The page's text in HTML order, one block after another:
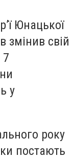
Юнацької
змінив свій
7
у
року
постають